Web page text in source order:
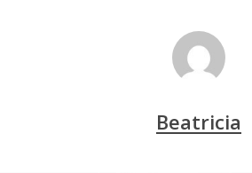
Beatricia